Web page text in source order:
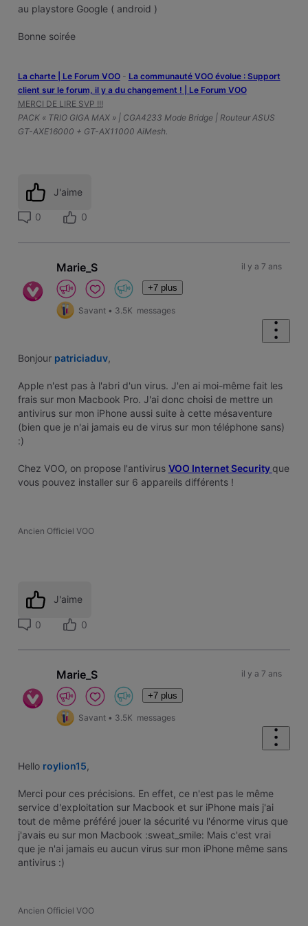
au playstore Google ( android )
Bonne soirée
La charte | Le Forum VOO- ‎La communauté VOO évolue : Support
client sur le forum, il y a du changement ! | Le Forum VOO
MERCI DE LIRE SVP !!!
PACK « TRIO GIGA MAX » | CGA4233 Mode Bridge | Routeur ASUS
GT-AXE16000 + GT-AX11000 AiMesh.
J'aime
0 0
Marie_S
+7 plus
Savant • 3.5K messages
il y a 7 ans
Bonjour patriciaduv,
Apple n'est pas à l'abri d'un virus. J'en ai moi-même fait les
frais sur mon Macbook Pro. J'ai donc choisi de mettre un
antivirus sur mon iPhone aussi suite à cette mésaventure
(bien que je n'ai jamais eu de virus sur mon téléphone sans)
:)
Chez VOO, on propose l'antivirus VOO Internet Security que
vous pouvez installer sur 6 appareils différents !
Ancien Officiel VOO
J'aime
0 0
Marie_S
+7 plus
Savant • 3.5K messages
il y a 7 ans
Hello roylion15,
Merci pour ces précisions. En effet, ce n'est pas le même
service d'exploitation sur Macbook et sur iPhone mais j'ai
tout de même préféré jouer la sécurité vu l'énorme virus que
j'avais eu sur mon Macbook :sweat_smile: Mais c'est vrai
que je n'ai jamais eu aucun virus sur mon iPhone même sans
antivirus :)
Ancien Officiel VOO